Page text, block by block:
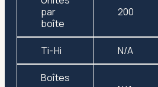
par
boîte
200
Ti-Hi N/A
Boîtes